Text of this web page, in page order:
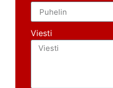
Viesti